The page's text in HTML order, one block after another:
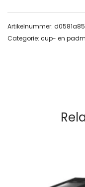
Artikelnummer:
Categorie: cup- en